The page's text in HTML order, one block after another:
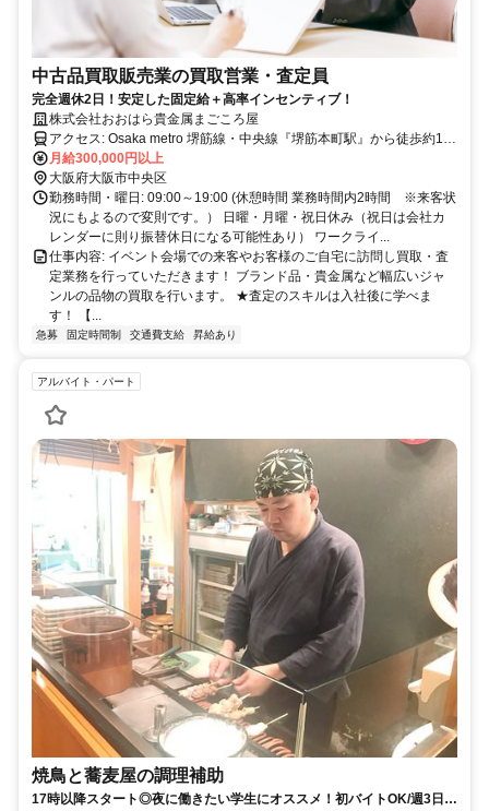
中古品買取販売業の買取営業・査定員
完全週休2日！安定した固定給＋高率インセンティブ！
株式会社おおはら貴金属まごころ屋
アクセス: Osaka metro 堺筋線・中央線『堺筋本町駅』から徒歩約10
分 Osaka metro 長堀鶴見緑地線『松屋町駅』から徒歩約7分 Osaka
metro 谷町線・中央線『谷町4丁目駅』から徒歩約12分
月給300,000円以上
大阪府大阪市中央区
勤務時間・曜日: 09:00～19:00 (休憩時間 業務時間内2時間 ※来客状
況にもよるので変則です。） 日曜・月曜・祝日休み（祝日は会社カ
レンダーに則り振替休日になる可能性あり） ワークライ...
仕事内容: イベント会場での来客やお客様のご自宅に訪問し買取・査
定業務を行っていただきます！ ブランド品・貴金属など幅広いジャ
ンルの品物の買取を行います。 ★査定のスキルは入社後に学べま
す！ 【...
急募 固定時間制 交通費支給 昇給あり
アルバイト・パート
焼鳥と蕎麦屋の調理補助
17時以降スタート◎夜に働きたい学生にオススメ！初バイトOK/週3日